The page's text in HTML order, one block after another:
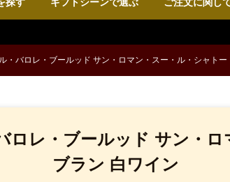
・バロレ・ブールッド サン・ロマン・スー・ル・シャトー
ロレ・ブールッド サン・
ブラン 白ワイン